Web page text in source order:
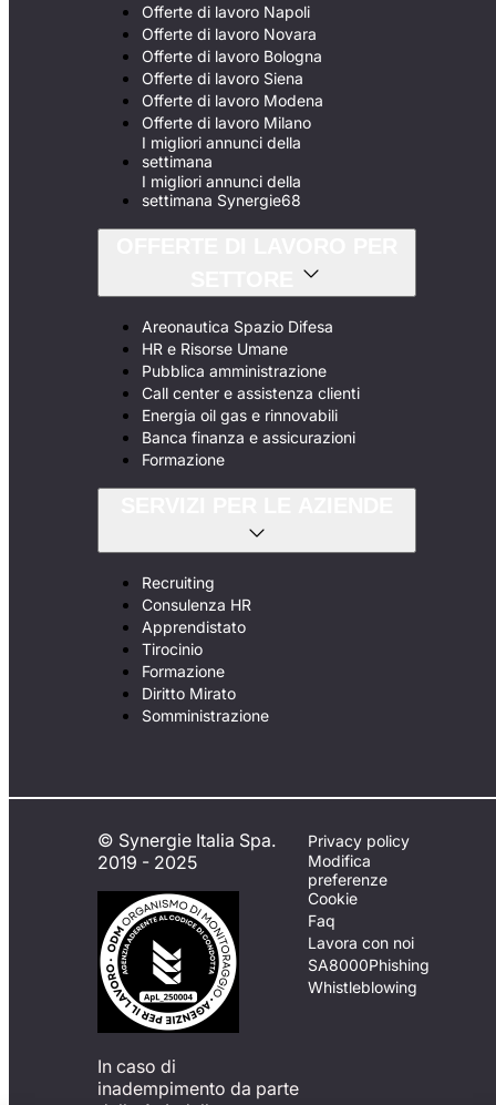
Offerte di lavoro Napoli
Offerte di lavoro Novara
Offerte di lavoro Bologna
Offerte di lavoro Siena
Offerte di lavoro Modena
Offerte di lavoro Milano
I migliori annunci della
settimana
I migliori annunci della
settimana Synergie68
Areonautica Spazio Difesa
HR e Risorse Umane
Pubblica amministrazione
Call center e assistenza clienti
Energia oil gas e rinnovabili
Banca finanza e assicurazioni
Formazione
Recruiting
Consulenza HR
Apprendistato
Tirocinio
Formazione
Diritto Mirato
Somministrazione
© Synergie Italia Spa.
2019 - 2025
In caso di
inadempimento da parte
Privacy policy
Modifica
preferenze
Cookie
Faq
Lavora con noi
SA8000Phishing
Whistleblowing